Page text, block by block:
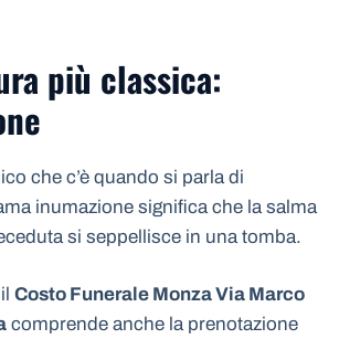
più classica:
che c’è quando si parla di
inumazione significa che la salma
si seppellisce in una tomba.
Costo Funerale Monza Via Marco
comprende anche la prenotazione